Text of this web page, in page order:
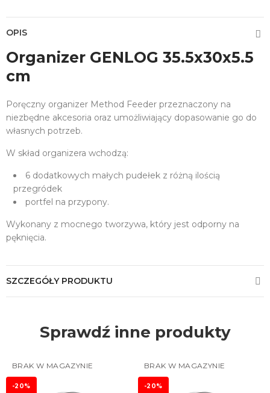
OPIS
Organizer GENLOG 35.5x30x5.5
cm
Poręczny organizer Method Feeder przeznaczony na
niezbędne akcesoria oraz umożliwiający dopasowanie go do
własnych potrzeb.
W skład organizera wchodzą:
6 dodatkowych małych pudełek z różną ilością
przegródek
portfel na przypony.
Wykonany z mocnego tworzywa, który jest odporny na
pęknięcia.
SZCZEGÓŁY PRODUKTU
Sprawdź inne produkty
BRAK W MAGAZYNIE
-20%
BRAK W MAGAZYNIE
-20%